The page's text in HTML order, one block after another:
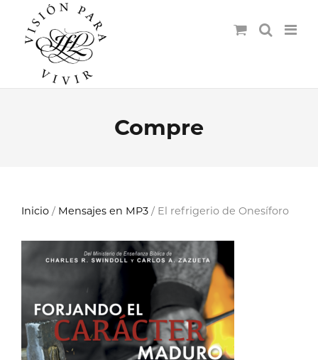
Compre
Inicio / Mensajes en MP3 / El refrigerio de Onesíforo